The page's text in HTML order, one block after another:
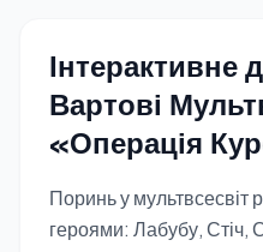
Інтерактивне
Вартові
«Операція
Поринь у мультвсесвіт
героями: Лабубу, Стіч,